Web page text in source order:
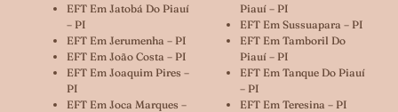
EFT Em Jatobá Do Piauí
– PI
EFT Em Jerumenha – PI
EFT Em João Costa – PI
EFT Em Joaquim Pires –
PI
EFT Em Joca Marques –
Piauí – PI
EFT Em Sussuapara – PI
EFT Em Tamboril Do
Piauí – PI
EFT Em Tanque Do Piauí
– PI
EFT Em Teresina – PI